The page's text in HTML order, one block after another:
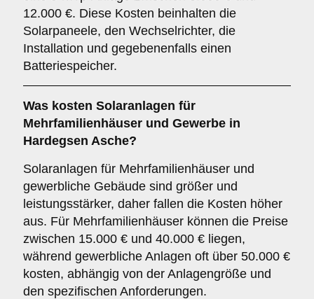
12.000 €. Diese Kosten beinhalten die
Solarpaneele, den Wechselrichter, die
Installation und gegebenenfalls einen
Batteriespeicher.
Was kosten Solaranlagen für
Mehrfamilienhäuser und Gewerbe in
Hardegsen Asche?
Solaranlagen für Mehrfamilienhäuser und
gewerbliche Gebäude sind größer und
leistungsstärker, daher fallen die Kosten höher
aus. Für Mehrfamilienhäuser können die Preise
zwischen 15.000 € und 40.000 € liegen,
während gewerbliche Anlagen oft über 50.000 €
kosten, abhängig von der Anlagengröße und
den spezifischen Anforderungen.